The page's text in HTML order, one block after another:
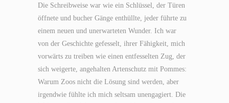
Die Schreibweise war wie ein Schlüssel, der Türen
öffnete und bucher Gänge enthüllte, jeder führte zu
einem neuen und unerwarteten Wunder. Ich war
von der Geschichte gefesselt, ihrer Fähigkeit, mich
vorwärts zu treiben wie einen entfesselten Zug, der
sich weigerte, angehalten Artenschutz mit Pommes:
Warum Zoos nicht die Lösung sind werden, aber
irgendwie fühlte ich mich seltsam unengagiert. Die